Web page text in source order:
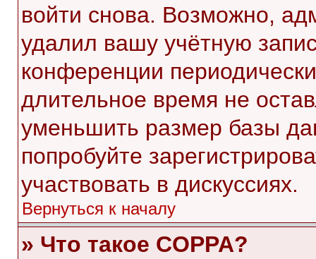
войти снова. Возможно,
удалил вашу учётную
конференции
длительное время не
уменьшить размер базы
попробуйте
участвовать в дискуссиях.
Вернуться к началу
» Что такое COPPA?